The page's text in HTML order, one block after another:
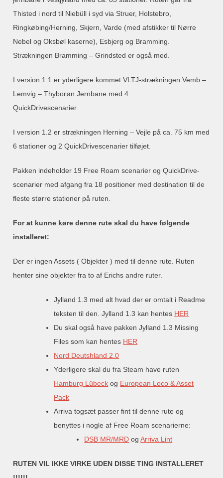
Thisted i nord til Niebüll i syd via Struer, Holstebro,
Ringkøbing/Herning, Skjern, Varde (med afstikker til Nørre
Nebel og Oksbøl kaserne), Esbjerg og Bramming.
Strækningen Bramming – Grindsted er også med.
I version 1.1 er yderligere kommet VLTJ-strækningen Vemb –
Lemvig – Thyborøn Jernbane med 4
QuickDrivescenarier.
I version 1.2 er strækningen Herning – Vejle på ca. 75 km med
6 stationer og 2 QuickDrivescenarier tilføjet.
Pakken indeholder 19 Free Roam scenarier og QuickDrive-
scenarier med afgang fra 18 positioner med destination til de
fleste større stationer på ruten.
For at kunne køre denne rute skal du have følgende
installeret:
Der er ingen Assets ( Objekter ) med til denne rute. Ruten
henter sine objekter fra to af Erichs andre ruter.
Jylland 1.3 med alt hvad der er omtalt i Readme
teksten til den. Jylland 1.3 kan hentes HER
Du skal også have pakken Jylland 1.3 Missing
Files som kan hentes HER
Nord Deutshland 2.0
Yderligere skal du fra Steam have ruten
Hamburg Lübeck og European Loco & Asset
Pack
Arriva togsæt passer fint til denne rute og
benyttes i nogle af Free Roam scenarierne:
DSB MR/MRD ogArriva Lint
RUTEN VIL IKKE VIRKE UDEN DISSE TING INSTALLERET